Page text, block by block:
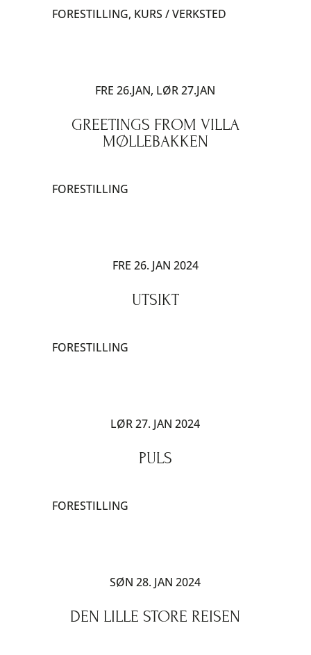
FORESTILLING, KURS / VERKSTED
FRE 26.JAN, LØR 27.JAN
GREETINGS FROM VILLA
MØLLEBAKKEN
FORESTILLING
FRE 26. JAN 2024
UTSIKT
FORESTILLING
LØR 27. JAN 2024
PULS
FORESTILLING
SØN 28. JAN 2024
DEN LILLE STORE REISEN